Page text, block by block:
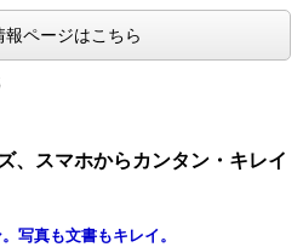
報ページはこちら
、スマホからカンタン・キレイ
写真も文書もキレイ。